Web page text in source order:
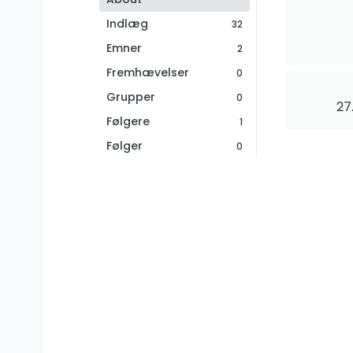
Indlæg
32
Emner 2
Fremhævelser 0
Grupper 0
Følgere 1
Følger 0